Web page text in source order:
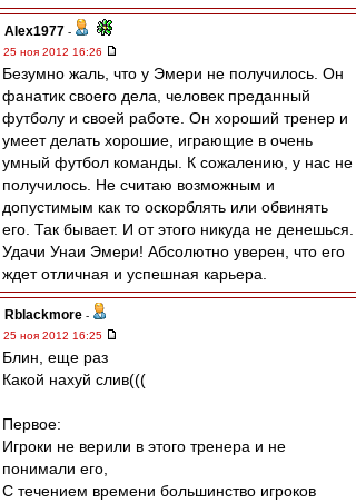
Alex1977 -
25 ноя 2012 16:26
Безумно жаль, что у Эмери не получилось. Он
фанатик своего дела, человек преданный
футболу и своей работе. Он хороший тренер и
умеет делать хорошие, играющие в очень
умный футбол команды. К сожалению, у нас не
получилось. Не считаю возможным и
допустимым как то оскорблять или обвинять
его. Так бывает. И от этого никуда не денешься.
Удачи Унаи Эмери! Абсолютно уверен, что его
ждет отличная и успешная карьера.
Rblackmore -
25 ноя 2012 16:25
Блин, еще раз
Какой нахуй слив(((
Первое:
Игроки не верили в этого тренера и не
понимали его,
С течением времени большинство игроков